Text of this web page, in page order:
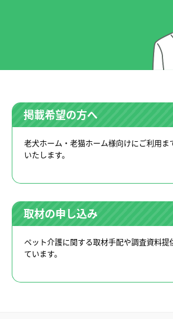
掲載希望の方へ
老犬ホーム・老猫ホーム様向けにご利用ま
いたします。
取材の申し込み
ペット介護に関する取材手配や調査資料提
ています。